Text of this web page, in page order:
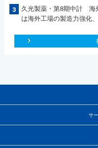
3
久光製薬・第8期中計 海
は海外工場の製造力強化
サ